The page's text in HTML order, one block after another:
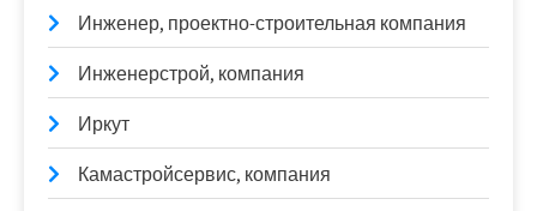
Инженер, проектно-строительная компания
Инженерстрой, компания
Иркут
Камастройсервис, компания